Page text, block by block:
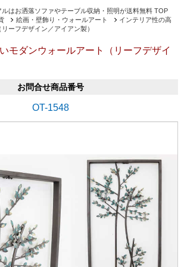
はお洒落ソファやテーブル収納・照明が送料無料 TOP
絵画・壁飾り・ウォールアート
インテリア性の高
ーフデザイン／アイアン製）
モダンウォールアート（リーフデザイ
お問合せ商品番号
OT-1548